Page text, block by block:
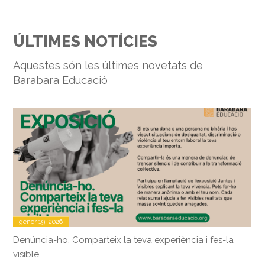
ÚLTIMES NOTÍCIES
Aquestes són les últimes novetats de
Barabara Educació
gener 19, 2026
Denúncia-ho. Comparteix la teva experiència i fes-la
visible.